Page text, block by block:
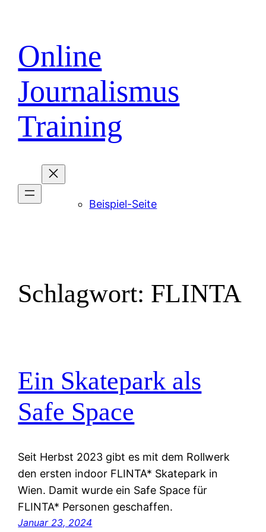
Inhalt
wechseln
Online
Journalismus
Training
Beispiel-Seite
Schlagwort: FLINTA
Ein Skatepark als
Safe Space
Seit Herbst 2023 gibt es mit dem Rollwerk
den ersten indoor FLINTA* Skatepark in
Wien. Damit wurde ein Safe Space für
FLINTA* Personen geschaffen.
Januar 23, 2024